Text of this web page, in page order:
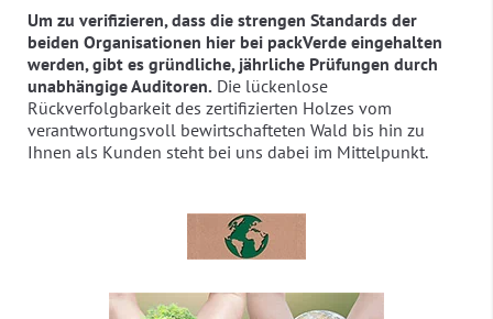
Um zu verifizieren, dass die strengen Standards der
beiden Organisationen hier bei packVerde eingehalten
werden, gibt es gründliche, jährliche Prüfungen durch
unabhängige Auditoren. Die lückenlose
Rückverfolgbarkeit des zertifizierten Holzes vom
verantwortungsvoll bewirtschafteten Wald bis hin zu
Ihnen als Kunden steht bei uns dabei im Mittelpunkt.